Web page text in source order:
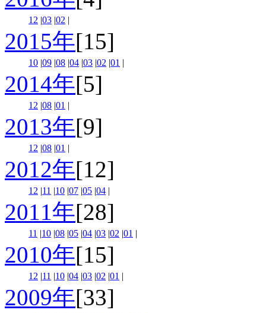
12 |03 |02 |
2015年[15]
10 |09 |08 |04 |03 |02 |01 |
2014年[5]
12 |08 |01 |
2013年[9]
12 |08 |01 |
2012年[12]
12 |11 |10 |07 |05 |04 |
2011年[28]
11 |10 |08 |05 |04 |03 |02 |01 |
2010年[15]
12 |11 |10 |04 |03 |02 |01 |
2009年[33]